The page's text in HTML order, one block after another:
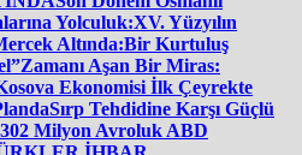
Yolculuk:XV. Yüzyılın
Altında:Bir Kurtuluş
Zamanı Aşan Bir Miras:
Ekonomisi İlk Çeyrekte
Sırp Tehdidine Karşı Güçlü
Milyon Avroluk ABD